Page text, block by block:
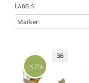
-37%
36
Labels